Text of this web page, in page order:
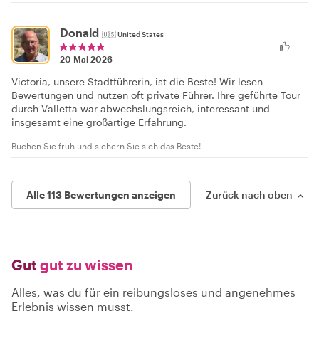
Donald 🇺🇸United States
20 Mai 2026
Victoria, unsere Stadtführerin, ist die Beste! Wir lesen
Bewertungen und nutzen oft private Führer. Ihre geführte Tour
durch Valletta war abwechslungsreich, interessant und
insgesamt eine großartige Erfahrung.
Buchen Sie früh und sichern Sie sich das Beste!
Alle 113 Bewertungen anzeigen Zurück nach oben
Gut gut zu wissen
Alles, was du für ein reibungsloses und angenehmes
Erlebnis wissen musst.